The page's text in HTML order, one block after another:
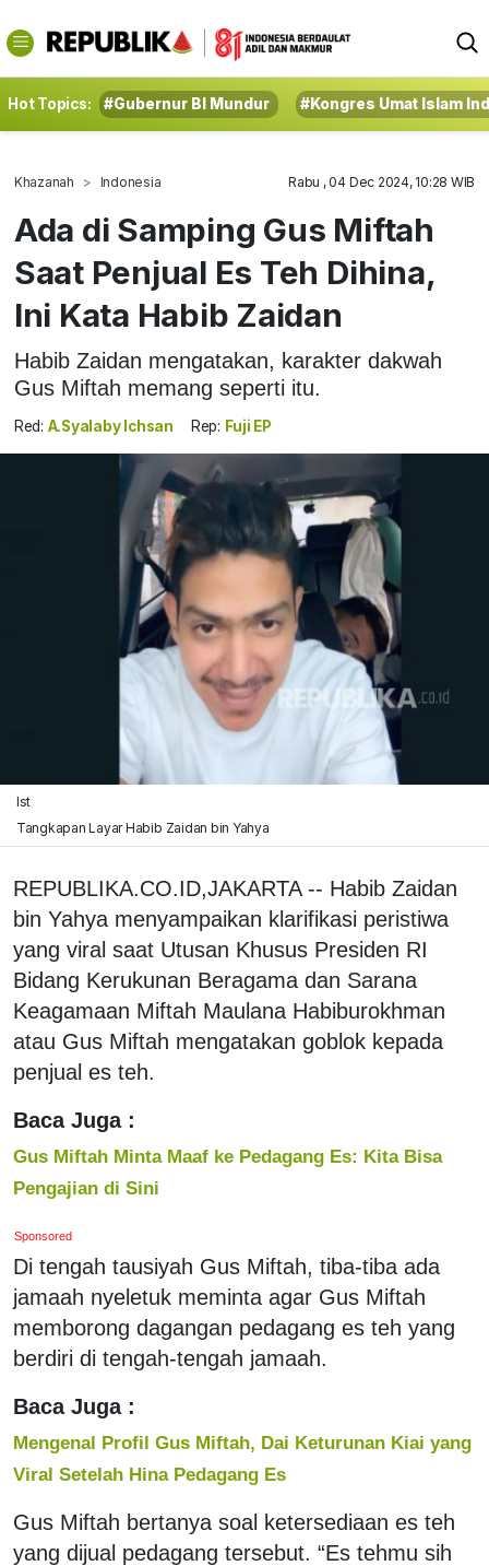
Hot Topics: #Gubernur BI Mundur #Kongres Umat Islam
Khazanah Indonesia Rabu , 04 Dec 2024, 10:28 WIB
Ada di Samping Gus Miftah
Saat Penjual Es Teh Dihina,
Ini Kata Habib Zaidan
Habib Zaidan mengatakan, karakter dakwah
Gus Miftah memang seperti itu.
Red: A.Syalaby Ichsan Rep: Fuji EP
Ist
Tangkapan Layar Habib Zaidan bin Yahya
REPUBLIKA.CO.ID,JAKARTA -- Habib Zaidan
bin Yahya menyampaikan klarifikasi peristiwa
yang viral saat Utusan Khusus Presiden RI
Bidang Kerukunan Beragama dan Sarana
Keagamaan Miftah Maulana Habiburokhman
atau Gus Miftah mengatakan goblok kepada
penjual es teh.
Baca Juga :
Gus Miftah Minta Maaf ke Pedagang Es: Kita Bisa
Pengajian di Sini
Sponsored
Di tengah tausiyah Gus Miftah, tiba-tiba ada
jamaah nyeletuk meminta agar Gus Miftah
memborong dagangan pedagang es teh yang
berdiri di tengah-tengah jamaah.
Baca Juga :
Mengenal Profil Gus Miftah, Dai Keturunan Kiai yang
Viral Setelah Hina Pedagang Es
Gus Miftah bertanya soal ketersediaan es teh
yang dijual pedagang tersebut. “Es tehmu sih